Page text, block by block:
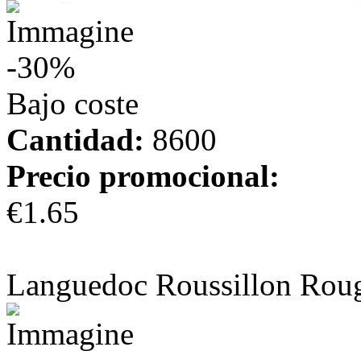
-30%
Bajo coste
Cantidad: 8600
Precio promocional:
€1.65
Languedoc Roussillon